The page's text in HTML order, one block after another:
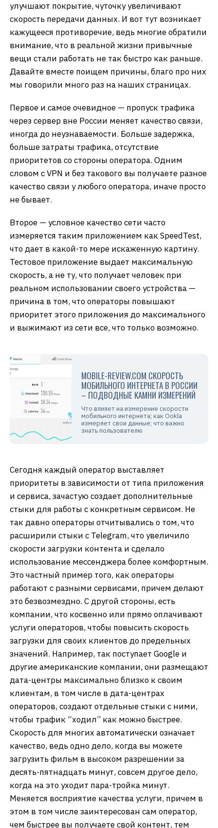
улучшают покрытие, чуточку увеличивают
скорость передачи данных. И вот тут возникает
кажущееся противоречие, ведь многие обратили
внимание, что в реальной жизни привычные
вещи стали работать не так быстро как раньше.
Давайте вместе поищем причины, благо про них
мы говорили много раз на наших страницах.
Первое и самое очевидное — пропуск трафика
через сервер вне России меняет качество связи,
иногда до неузнаваемости. Больше задержка,
больше затраты трафика, отсутствие
приоритетов со стороны оператора. Одним
словом с VPN и без такового вы получаете разное
качество связи у любого оператора, иначе просто
не бывает.
Второе — условное качество сети часто
измеряется таким приложением как SpeedTest,
что дает в какой-то мере искаженную картину.
Тестовое приложение выдает максимальную
скорость, а не ту, что получает человек при
реальном использовании своего устройства —
причина в том, что операторы повышают
приоритет этого приложения до максимального
и выжимают из сети все, что только возможно.
MOBILE-REVIEW.COM СКОРОСТЬ
МОБИЛЬНОГО ИНТЕРНЕТА В РОССИИ
– ПОДВОДНЫЕ КАМНИ ИЗМЕРЕНИЙ
Что влияет на измерение скорости
мобильного интернета; как Ookla
измеряет свои данные; что важно
знать пользователю
Сегодня каждый оператор выставляет
приоритеты в зависимости от типа приложения
и сервиса, зачастую создает дополнительные
стыки для работы с конкретным сервисом. Не
так давно операторы отчитывались о том, что
расширили стыки с Telegram, что увеличило
скорости загрузки контента и сделало
использование мессенджера более комфортным.
Это частный пример того, как операторы
работают с разными сервисами, причем делают
это безвозмездно. С другой стороны, есть
компании, что косвенно или прямо оплачивают
услуги операторов, чтобы повысить скорость
загрузки для своих клиентов до предельных
значений. Например, так поступает Google и
другие американские компании, они размещают
дата-центры максимально близко к своим
клиентам, в том числе в дата-центрах
операторов, создают отдельные стыки с ними,
чтобы трафик “ходил” как можно быстрее.
Скорость для многих автоматически означает
качество, ведь одно дело, когда вы можете
загрузить фильм в высоком разрешении за
десять-пятнадцать минут, совсем другое дело,
когда на это уходит пара-тройка минут.
Меняется восприятие качества услуги, причем в
этом в том числе заинтересован сам оператор,
чем быстрее вы получаете свой контент, тем